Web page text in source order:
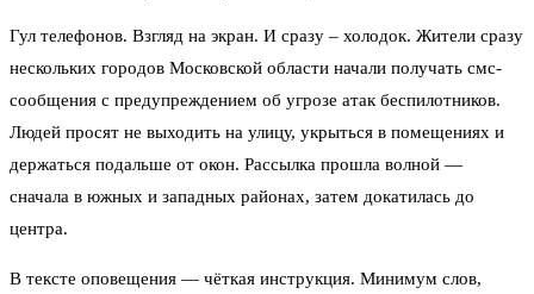
Гул телефонов. Взгляд на экран. И сразу – холодок. Жители сразу
нескольких городов Московской области начали получать смс-
сообщения с предупреждением об угрозе атак беспилотников.
Людей просят не выходить на улицу, укрыться в помещениях и
держаться подальше от окон. Рассылка прошла волной —
сначала в южных и западных районах, затем докатилась до
центра.
В тексте оповещения — чёткая инструкция. Минимум слов,